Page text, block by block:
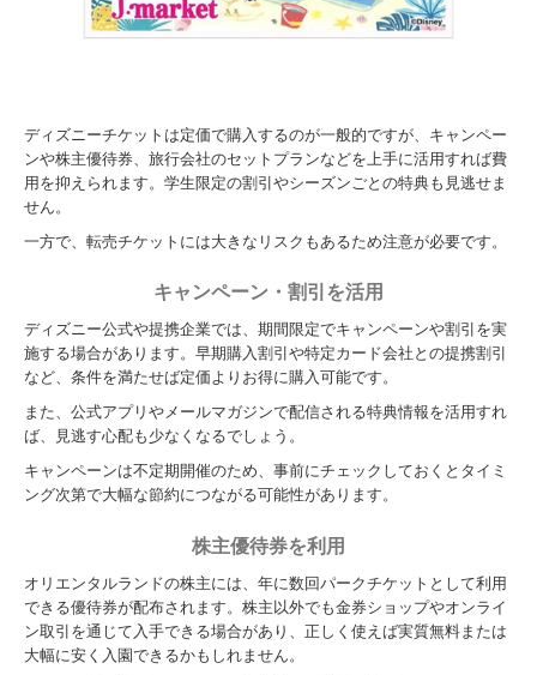
ディズニーチケットは定価で購入するのが一般的ですが、キャンペー
ンや株主優待券、旅行会社のセットプランなどを上手に活用すれば費
用を抑えられます。学生限定の割引やシーズンごとの特典も見逃せま
せん。
一方で、転売チケットには大きなリスクもあるため注意が必要です。
キャンペーン・割引を活用
ディズニー公式や提携企業では、期間限定でキャンペーンや割引を実
施する場合があります。早期購入割引や特定カード会社との提携割引
など、条件を満たせば定価よりお得に購入可能です。
また、公式アプリやメールマガジンで配信される特典情報を活用すれ
ば、見逃す心配も少なくなるでしょう。
キャンペーンは不定期開催のため、事前にチェックしておくとタイミ
ング次第で大幅な節約につながる可能性があります。
株主優待券を利用
オリエンタルランドの株主には、年に数回パークチケットとして利用
できる優待券が配布されます。株主以外でも金券ショップやオンライ
ン取引を通じて入手できる場合があり、正しく使えば実質無料または
大幅に安く入園できるかもしれません。